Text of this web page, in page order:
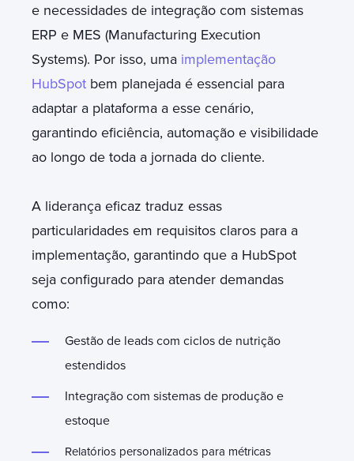
e necessidades de integração com sistemas
ERP e MES (Manufacturing Execution
Systems). Por isso, uma implementação
HubSpot bem planejada é essencial para
adaptar a plataforma a esse cenário,
garantindo eficiência, automação e visibilidade
ao longo de toda a jornada do cliente.
A liderança eficaz traduz essas
particularidades em requisitos claros para a
implementação, garantindo que a HubSpot
seja configurado para atender demandas
como:
Gestão de leads com ciclos de nutrição
estendidos
Integração com sistemas de produção e
estoque
Relatórios personalizados para métricas